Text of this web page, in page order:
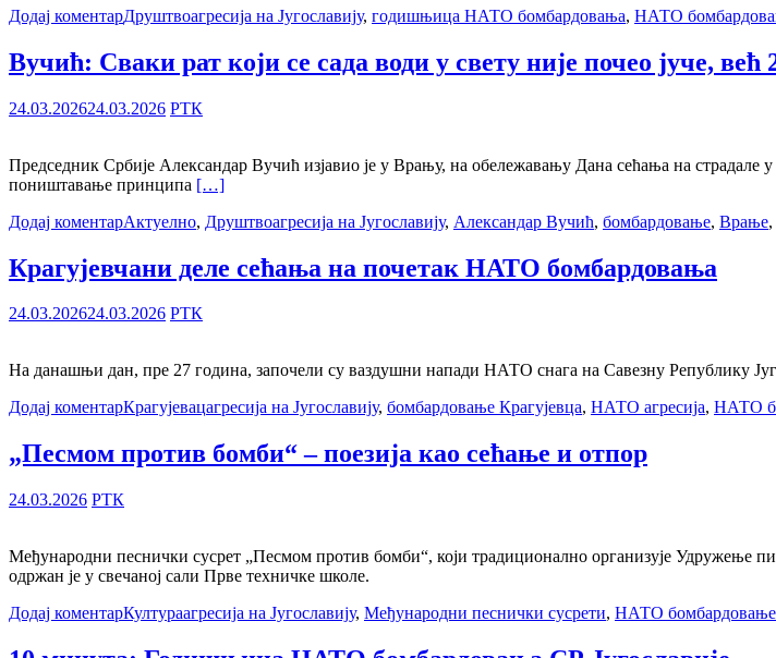
Додај коментарДруштвоагресија на Југославију, годишњица НАТО бомбардовања, НАТО
Вучић: Сваки рат који се сада води у свету није почео јуче, већ
24.03.202624.03.2026 РТК
Председник Србије Александар Вучић изјавио је у Врању, на обележавању Дана сећања на страдале
поништавање принципа […]
Додај коментарАктуелно, Друштвоагресија на Југославију, Александар Вучић, бомбардовање, Врање,
Крагујевчани деле сећања на почетак НАТО бомбардовања
24.03.202624.03.2026 РТК
На данашњи дан, пре 27 година, започели су ваздушни напади НАТО снага на Савезну Републику
Додај коментарКрагујевацагресија на Југославију, бомбардовање Крагујевца, НАТО агресија, НАТО
„Песмом против бомби“ – поезија као сећање и отпор
24.03.2026 РТК
Међународни песнички сусрет „Песмом против бомби“, који традиционално организује Удружење
одржан је у свечаној сали Прве техничке школе.
Додај коментарКултураагресија на Југославију, Међународни песнички сусрети, НАТО бомбардовање